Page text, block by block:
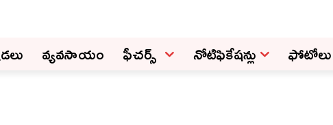
వ్యవసాయం ఫీచ‌ర్స్ ‌ నోటిఫికేషన్లు ఫోటోలు